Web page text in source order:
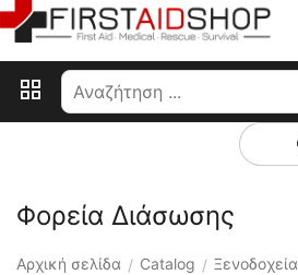
Φορεία Διάσωσης
Αρχική σελίδα / Catalog /